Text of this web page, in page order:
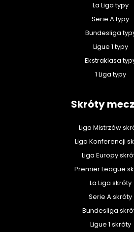
La Liga typy
Serie A typy
Bundesliga
Ligue 1 typy
Ekstraklasa
1 Liga typy
Skróty
Liga Mistrzów
Liga Konferencji
Liga Europy
Premier League
La Liga skróty
Serie A skróty
Bundesliga
Ligue 1 skróty